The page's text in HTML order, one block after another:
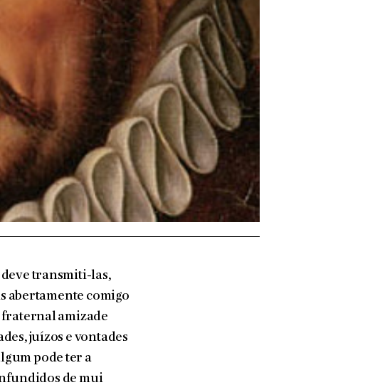
deve transmiti-las,
abertamente comigo
amizade
juízos e vontades
pode ter a
de mui